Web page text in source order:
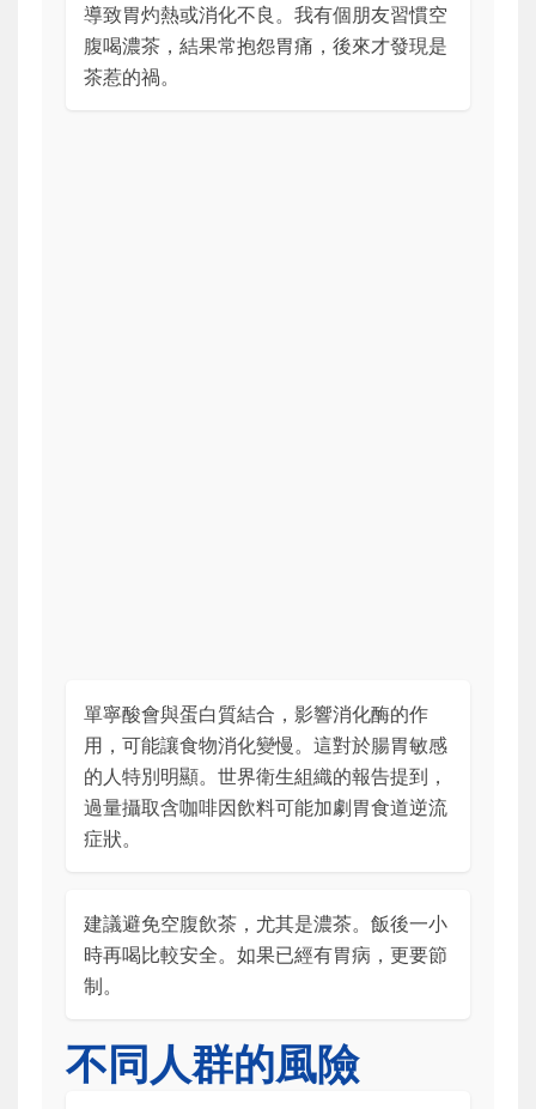
導致胃灼熱或消化不良。我有個朋友習慣空
腹喝濃茶，結果常抱怨胃痛，後來才發現是
茶惹的禍。
單寧酸會與蛋白質結合，影響消化酶的作
用，可能讓食物消化變慢。這對於腸胃敏感
的人特別明顯。世界衛生組織的報告提到，
過量攝取含咖啡因飲料可能加劇胃食道逆流
症狀。
建議避免空腹飲茶，尤其是濃茶。飯後一小
時再喝比較安全。如果已經有胃病，更要節
制。
不同人群的風險